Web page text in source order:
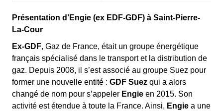
contacter Enedis.
Les coupures d'électricité peuvent être causées par
unefacture impayée auprès de votre
fournisseur . Ce dernier peut demander la
réductionou lasuspensionde votre
approvisionnement si le paiement n'est pas effectué
après plusieurs relances. Dans cette situation, il est
Présentation d’Engie (ex EDF-GDF) à Saint-Pierre-
La-Cour
Ex-GDF, Gaz de France, était un groupe énergétique
français spécialisé dans le transport et la distribution de
gaz. Depuis 2008, il s’est associé au groupe Suez pour
former une nouvelle entité : GDF Suez qui a alors
changé de nom pour s’appeler Engie en 2015. Son
activité est étendue à toute la France. Ainsi, Engie a une